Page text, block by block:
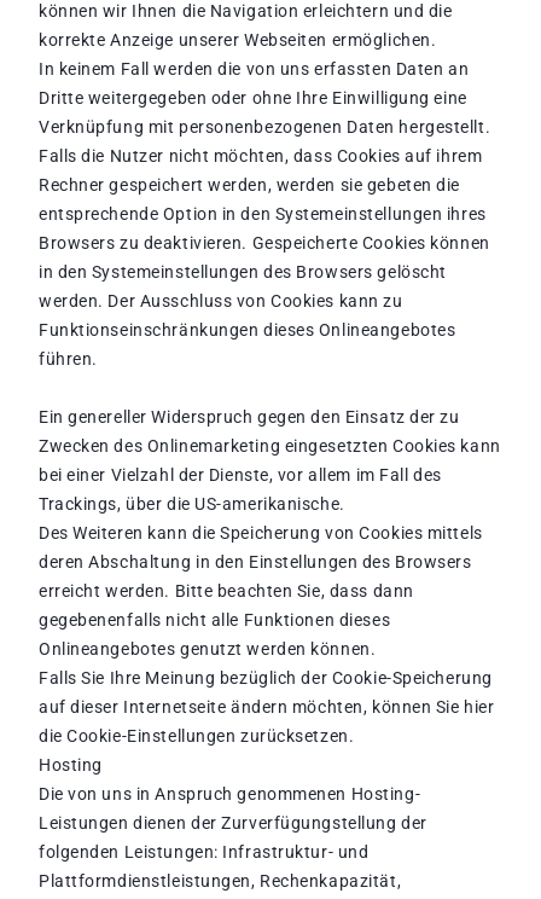
können wir Ihnen die Navigation erleichtern und die
korrekte Anzeige unserer Webseiten ermöglichen.
In keinem Fall werden die von uns erfassten Daten an
Dritte weitergegeben oder ohne Ihre Einwilligung eine
Verknüpfung mit personenbezogenen Daten hergestellt.
Falls die Nutzer nicht möchten, dass Cookies auf ihrem
Rechner gespeichert werden, werden sie gebeten die
entsprechende Option in den Systemeinstellungen ihres
Browsers zu deaktivieren. Gespeicherte Cookies können
in den Systemeinstellungen des Browsers gelöscht
werden. Der Ausschluss von Cookies kann zu
Funktionseinschränkungen dieses Onlineangebotes
führen.
Ein genereller Widerspruch gegen den Einsatz der zu
Zwecken des Onlinemarketing eingesetzten Cookies kann
bei einer Vielzahl der Dienste, vor allem im Fall des
Trackings, über die US-amerikanische.
Des Weiteren kann die Speicherung von Cookies mittels
deren Abschaltung in den Einstellungen des Browsers
erreicht werden. Bitte beachten Sie, dass dann
gegebenenfalls nicht alle Funktionen dieses
Onlineangebotes genutzt werden können.
Falls Sie Ihre Meinung bezüglich der Cookie-Speicherung
auf dieser Internetseite ändern möchten, können Sie hier
die Cookie-Einstellungen zurücksetzen.
Hosting
Die von uns in Anspruch genommenen Hosting-
Leistungen dienen der Zurverfügungstellung der
folgenden Leistungen: Infrastruktur- und
Plattformdienstleistungen, Rechenkapazität,